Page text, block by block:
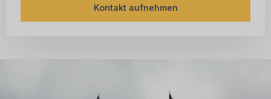
Kontakt aufnehmen